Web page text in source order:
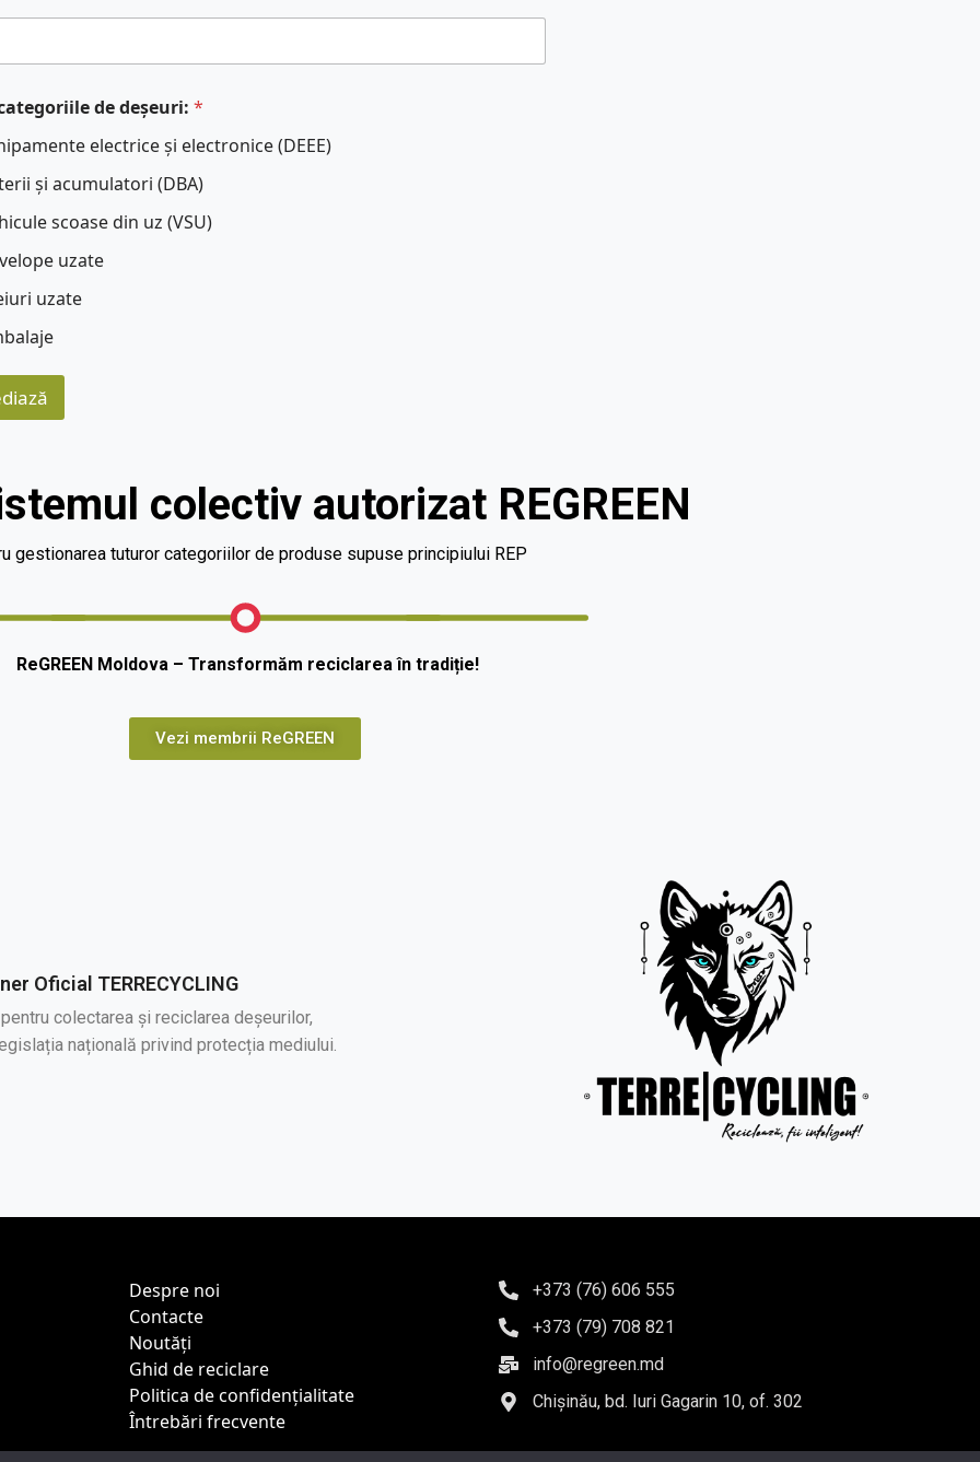
de deșeuri: *
electrice și electronice (DEEE)
și acumulatori (DBA)
scoase din uz (VSU)
uzate
uzate
colectiv autorizat REGREEN
gestionarea tuturor categoriilor de produse supuse principiului REP
ReGREEN Moldova – Transformăm reciclarea în tradiție!
Vezi membrii ReGREEN
Oficial TERRECYCLING
colectarea și reciclarea deșeurilor,
națională privind protecția mediului.
Despre noi
Contacte
Noutăți
Ghid de reciclare
Politica de confidențialitate
Întrebări frecvente
+373 (76) 606 555
+373 (79) 708 821
info@regreen.md
Chișinău, bd. Iuri Gagarin 10, of. 302